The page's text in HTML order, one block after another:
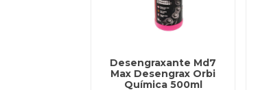
Desengraxante Md7
Max Desengrax Orbi
Química 500ml